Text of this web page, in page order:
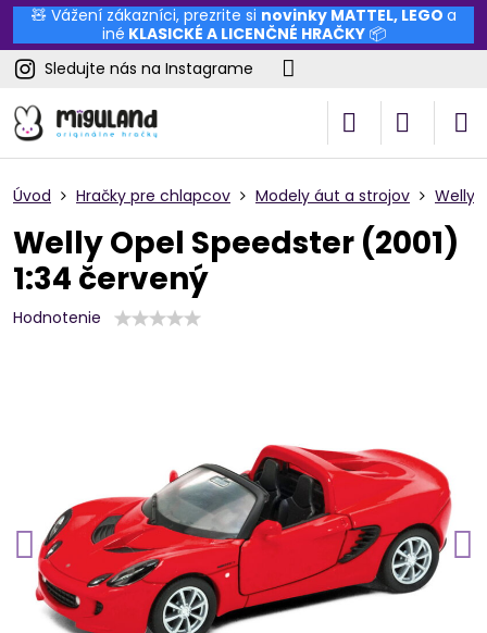
🧸 Vážení zákazníci, prezrite si novinky MATTEL, LEGO a
iné KLASICKÉ A LICENČNÉ HRAČKY📦
Sledujte nás na Instagrame
Úvod Hračky pre chlapcov Modely áut a strojov Welly
Welly Opel Speedster (2001)
1:34 červený
Hodnotenie